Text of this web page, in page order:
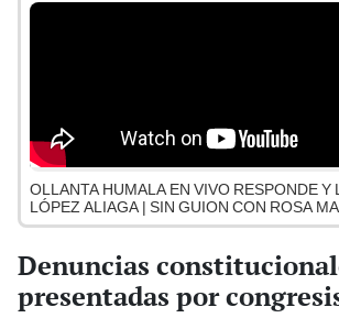
OLLANTA HUMALA EN VIVO RESPONDE Y
LÓPEZ ALIAGA | SIN GUION CON ROSA
Denuncias
presentadas por